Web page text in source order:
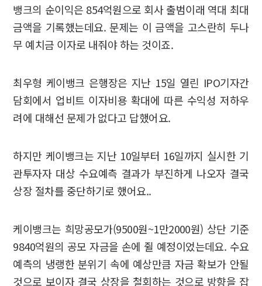
뱅크의 순이익은 854억원으로 회사 출범이래 역대 최대
금액을 기록했는데요. 문제는 이 금액을 고스란히 두나
무 예치금 이자로 내줘야 하는 것이죠.
최우형 케이뱅크 은행장은 지난 15일 열린 IPO기자간
담회에서 업비트 이자비용 확대에 따른 수익성 저하우
려에 대해선 문제가 없다고 답했어요.
하지만 케이뱅크는 지난 10일부터 16일까지 실시한 기
관투자자 대상 수요예측 결과가 부진하게 나오자 결국
상장 절차를 중단하기로 했어요..
케이뱅크는 희망공모가(9500원~1만2000원) 상단 기준
9840억원의 공모 자금을 손에 쥘 예정이었는데요. 수요
예측의 냉랭한 분위기 속에 예상만큼 자금 확보가 안될
것으로 보이자 결국 상장을 철회하는 것으로 방향을 잡